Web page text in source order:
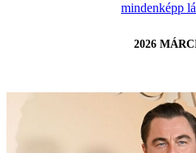
mindenképp
2026